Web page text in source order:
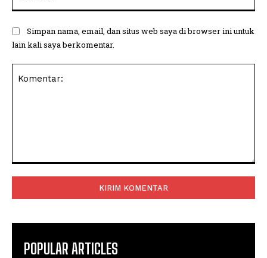
Simpan nama, email, dan situs web saya di browser ini untuk
lain kali saya berkomentar.
POPULAR ARTICLES